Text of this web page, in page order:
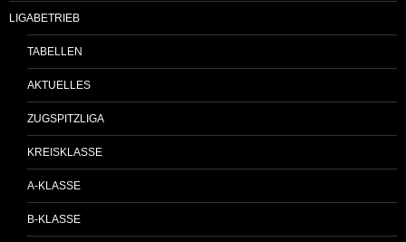
LIGABETRIEB
TABELLEN
AKTUELLES
ZUGSPITZLIGA
KREISKLASSE
A-KLASSE
B-KLASSE